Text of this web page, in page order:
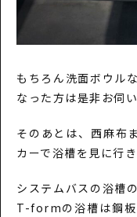
もちろん洗面ボウル
なった方は是非お伺
そのあとは、西麻布
カーで浴槽を見に行き
システムバスの浴槽
T-formの浴槽は鋼板